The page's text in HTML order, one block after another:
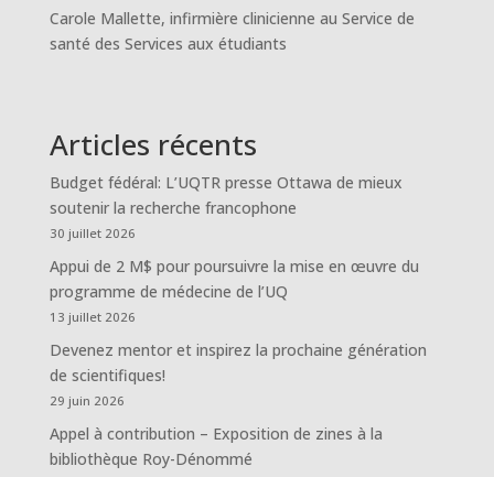
Carole Mallette, infirmière clinicienne au Service de
santé des Services aux étudiants
Articles récents
Budget fédéral: L’UQTR presse Ottawa de mieux
soutenir la recherche francophone
30 juillet 2026
Appui de 2 M$ pour poursuivre la mise en œuvre du
programme de médecine de l’UQ
13 juillet 2026
Devenez mentor et inspirez la prochaine génération
de scientifiques!
29 juin 2026
Appel à contribution – Exposition de zines à la
bibliothèque Roy-Dénommé